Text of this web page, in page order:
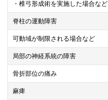
・椎弓形成術を実施した場合など
脊柱の運動障害
可動域が制限される場合など
局部の神経系統の障害
骨折部位の痛み
麻痺